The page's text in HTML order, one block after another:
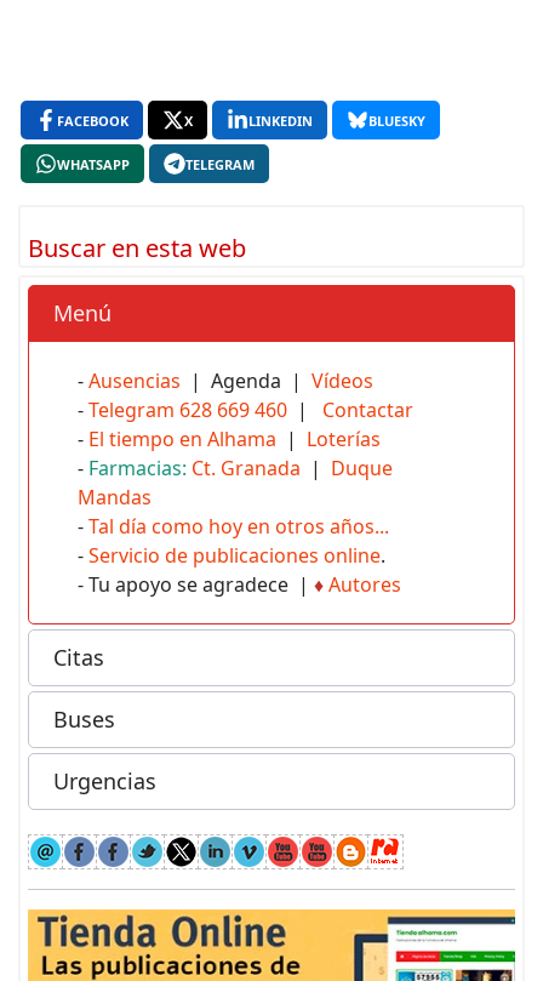
FACEBOOK X LINKEDIN BLUESKY
WHATSAPP TELEGRAM
Buscar en esta web
Menú
-Ausencias | Agenda | Vídeos
-Telegram 628 669 460 | Contactar
- El tiempo en Alhama | Loterías
- Farmacias: Ct. Granada | Duque
Mandas
-Tal día como hoy en otros años...
-Servicio de publicaciones online.
- Tu apoyo se agradece | ♦Autores
Citas
Buses
Urgencias